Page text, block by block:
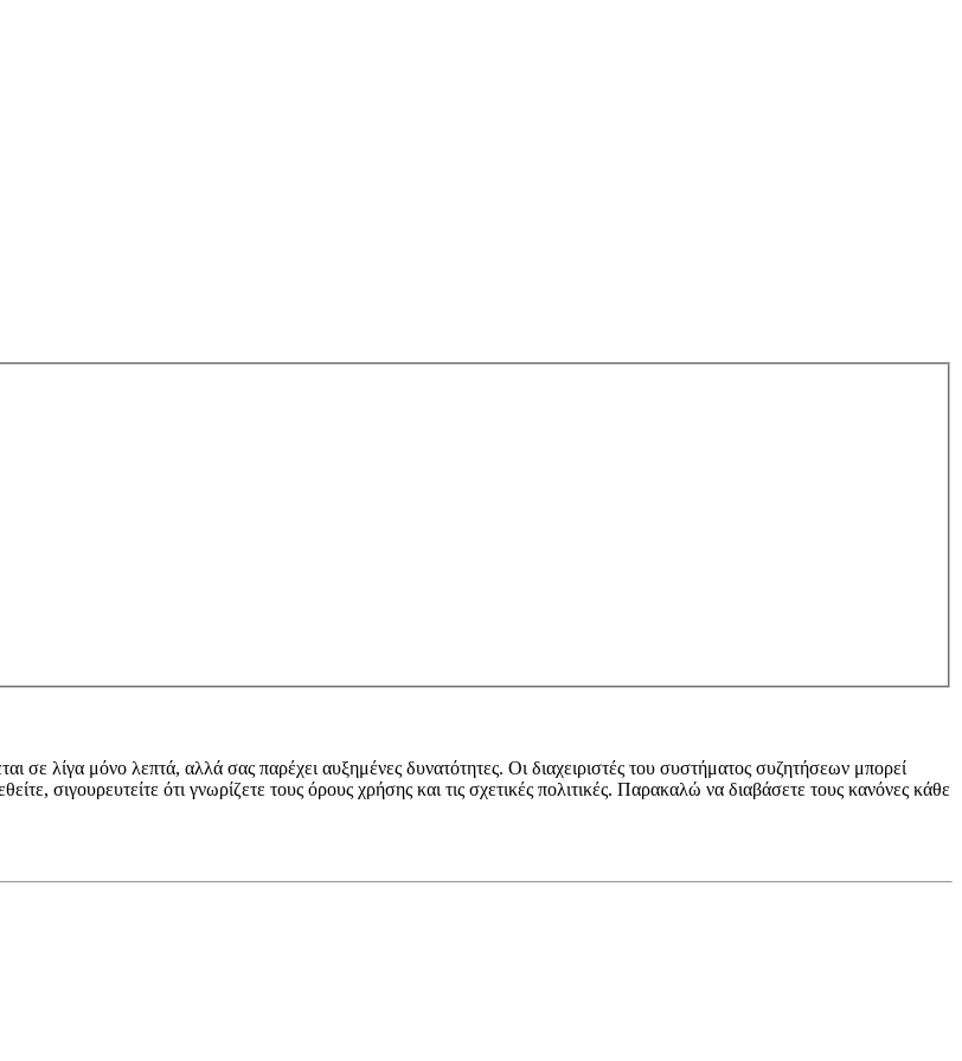
σε λίγα μόνο λεπτά, αλλά σας παρέχει αυξημένες δυνατότητες. Οι διαχειριστές του συστήματος συζητήσεων μπορεί
σιγουρευτείτε ότι γνωρίζετε τους όρους χρήσης και τις σχετικές πολιτικές. Παρακαλώ να διαβάσετε τους κανόνες κάθε